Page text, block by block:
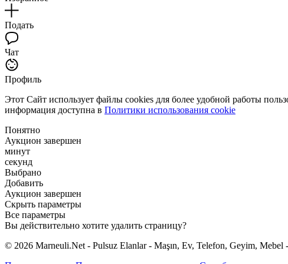
Подать
Чат
Профиль
Этот Сайт использует файлы cookies для более удобной работы
информация доступна в Политики использования cookie
Понятно
Аукцион завершен
минут
секунд
Выбрано
Добавить
Аукцион завершен
Скрыть параметры
Все параметры
Вы действительно хотите удалить страницу?
© 2026 Marneuli.Net - Pulsuz Elanlar - Maşın, Ev, Telefon, Geyim, Mebel